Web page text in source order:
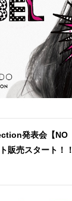
発表会【NO
販売スタート！！